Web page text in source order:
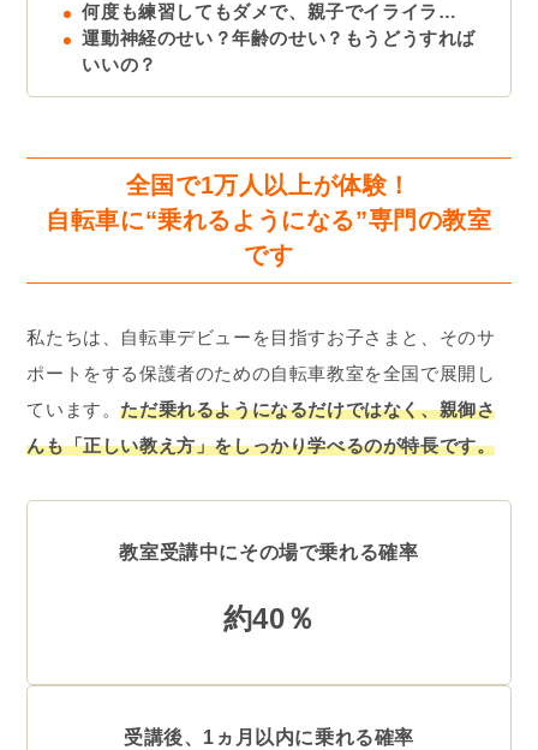
何度も練習してもダメで、親子でイライラ…
運動神経のせい？年齢のせい？もうどうすれば
いいの？
全国で1万人以上が体験！
自転車に“乗れるようになる”専門の教室
です
私たちは、自転車デビューを目指すお子さまと、そのサ
ポートをする保護者のための自転車教室を全国で展開し
ています。ただ乗れるようになるだけではなく、親御さ
んも「正しい教え方」をしっかり学べるのが特長です。
教室受講中にその場で乗れる確率
約40％
受講後、1ヵ月以内に乗れる確率